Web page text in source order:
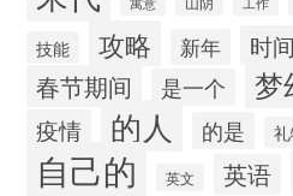
技能 攻略 新年 时间
春节期间 是一个 梦
疫情 的人 的是
自己的 英文 英语